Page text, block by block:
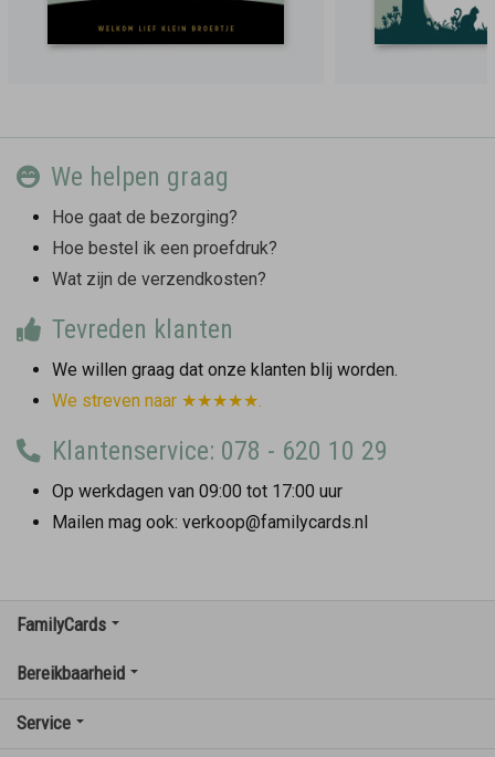
We helpen graag
Hoe gaat de bezorging?
Hoe bestel ik een proefdruk?
Wat zijn de verzendkosten?
Tevreden klanten
We willen graag dat onze klanten blij worden.
We streven naar ★★★★★.
Klantenservice: 078 - 620 10 29
Op werkdagen van 09:00 tot 17:00 uur
Mailen mag ook: verkoop@familycards.nl
FamilyCards
Bereikbaarheid
Service